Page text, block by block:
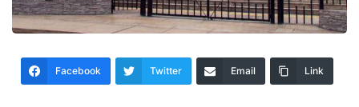
Facebook Twitter Email Link